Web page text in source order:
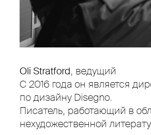
Oli Stratford, ведущий
С 2016 года он является
по дизайну Disegno.
Писатель, работающий в
нехудожественной